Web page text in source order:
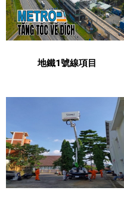
地鐵1號線項目